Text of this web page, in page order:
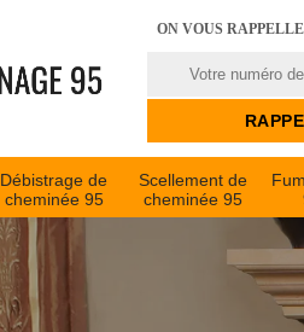
ON VOUS
Débistrage de
cheminée 95
Scellement de
cheminée 95